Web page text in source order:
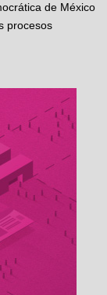
de México
procesos